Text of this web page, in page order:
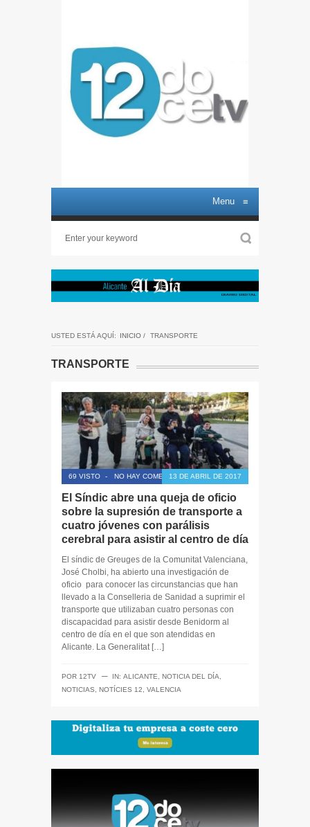
Menu ≡
USTED ESTÁ AQUÍ: INICIO / TRANSPORTE
TRANSPORTE
69 VISTO - NO HAY COMENTARIOS13 DE ABRIL DE 2017
El Síndic abre una queja de oficio
sobre la supresión de transporte a
cuatro jóvenes con parálisis
cerebral para asistir al centro de día
El síndic de Greuges de la Comunitat Valenciana,
José Cholbi, ha abierto una investigación de
oficio para conocer las circunstancias que han
llevado a la Conselleria de Sanidad a suprimir el
transporte que utilizaban cuatro personas con
discapacidad para asistir desde Benidorm al
centro de día en el que son atendidas en
Alicante. La Generalitat […]
POR 12TV ─ IN: ALICANTE, NOTICIA DEL DÍA,
NOTICIAS, NOTÍCIES 12, VALENCIA